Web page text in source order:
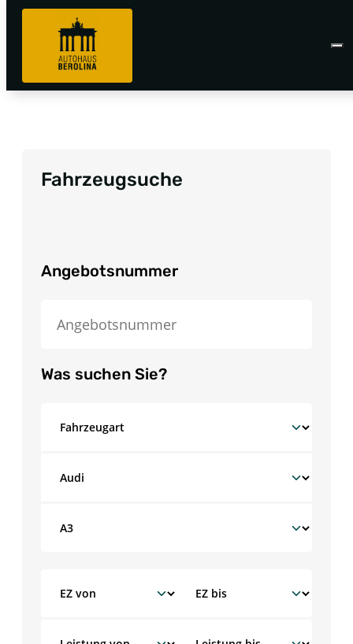
Fahrzeugsuche
Angebotsnummer
Was suchen Sie?